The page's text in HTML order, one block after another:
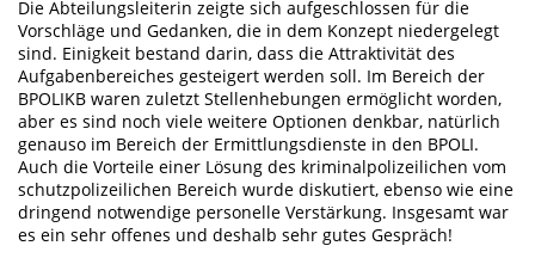
Die Abteilungsleiterin zeigte sich aufgeschlossen für die
Vorschläge und Gedanken, die in dem Konzept niedergelegt
sind. Einigkeit bestand darin, dass die Attraktivität des
Aufgabenbereiches gesteigert werden soll. Im Bereich der
BPOLIKB waren zuletzt Stellenhebungen ermöglicht worden,
aber es sind noch viele weitere Optionen denkbar, natürlich
genauso im Bereich der Ermittlungsdienste in den BPOLI.
Auch die Vorteile einer Lösung des kriminalpolizeilichen vom
schutzpolizeilichen Bereich wurde diskutiert, ebenso wie eine
dringend notwendige personelle Verstärkung. Insgesamt war
es ein sehr offenes und deshalb sehr gutes Gespräch!